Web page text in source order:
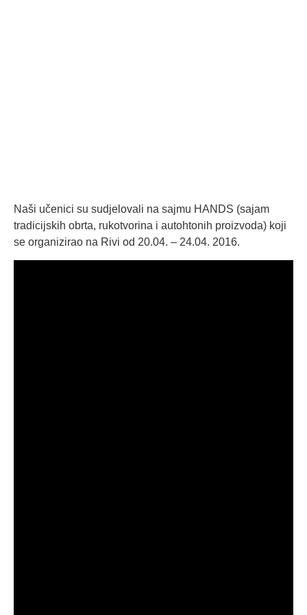
Naši učenici su sudjelovali na sajmu HANDS (sajam
tradicijskih obrta, rukotvorina i autohtonih proizvoda) koji
se organizirao na Rivi od 20.04. – 24.04. 2016.